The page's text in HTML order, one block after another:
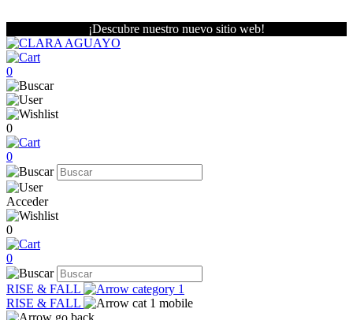
¡Descubre nuestro nuevo sitio web!
0
0
0
Acceder
0
0
RISE & FALL
RISE & FALL